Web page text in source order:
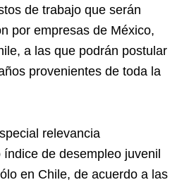
de trabajo que serán
por empresas de México,
a las que podrán postular
provenientes de toda la
relevancia
de desempleo juvenil
en Chile, de acuerdo a las